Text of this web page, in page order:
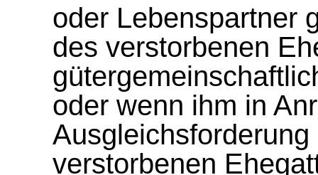
oder Lebenspartner
des verstorbenen
oder wenn ihm in
verstorbenen